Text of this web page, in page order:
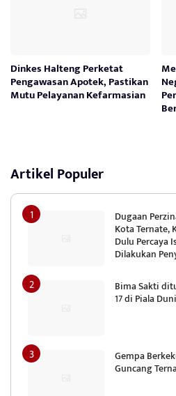
Dinkes Halteng Perketat
Pengawasan Apotek, Pastikan
Mutu Pelayanan Kefarmasian
Artikel Populer
Dugaan
Kota Ternate,
Dulu Percaya
Dilakukan
Bima Sakti
17 di Piala
Gempa
Guncang